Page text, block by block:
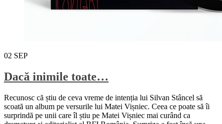
02 SEP
Dacă inimile toate…
Recunosc că știu de ceva vreme de intenția lui Silvan Stâncel să
scoată un album pe versurile lui Matei Vișniec. Ceea ce poate să îi
surprindă pe unii care îl știu pe Matei Vișniec mai curând ca